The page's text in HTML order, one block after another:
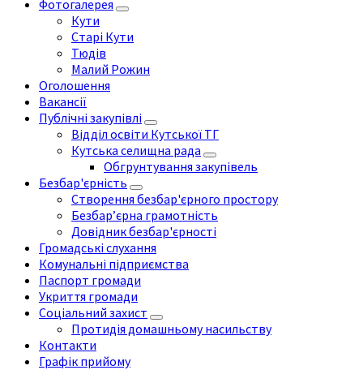
Фотогалерея
Кути
Старі Кути
Тюдів
Малий Рожин
Оголошення
Вакансії
Публічні закупівлі
Відділ освіти Кутської ТГ
Кутська селищна рада
Обгрунтування закупівель
Безбар'єрність
Створення безбар'єрного простору
Безбар’єрна грамотність
Довідник безбар'єрності
Громадські слухання
Комунальні підприємства
Паспорт громади
Укриття громади
Соціальний захист
Протидія домашньому насильству
Контакти
Графік прийому